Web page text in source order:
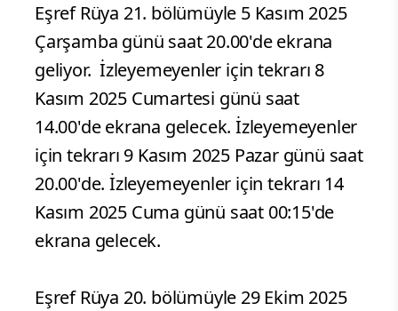
Eşref Rüya 21. bölümüyle 5 Kasım 2025
Çarşamba günü saat 20.00'de ekrana
geliyor. İzleyemeyenler için tekrarı 8
Kasım 2025 Cumartesi günü saat
14.00'de ekrana gelecek. İzleyemeyenler
için tekrarı 9 Kasım 2025 Pazar günü saat
20.00'de. İzleyemeyenler için tekrarı 14
Kasım 2025 Cuma günü saat 00:15'de
ekrana gelecek.
Eşref Rüya 20. bölümüyle 29 Ekim 2025